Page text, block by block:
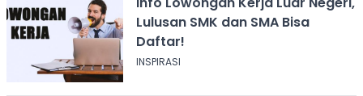
Lulusan SMK dan SMA Bisa
Daftar!
INSPIRASI